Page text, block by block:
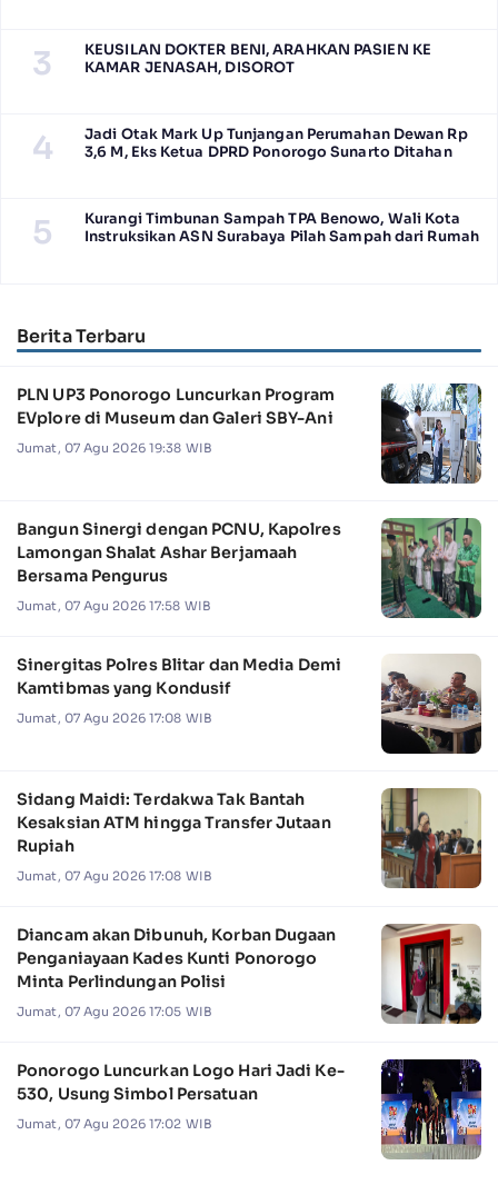
3
KEUSILAN DOKTER BENI, ARAHKAN PASIEN KE
KAMAR JENASAH, DISOROT
4
Jadi Otak Mark Up Tunjangan Perumahan Dewan Rp
3,6 M, Eks Ketua DPRD Ponorogo Sunarto Ditahan
5
Kurangi Timbunan Sampah TPA Benowo, Wali Kota
Instruksikan ASN Surabaya Pilah Sampah dari Rumah
Berita Terbaru
PLN UP3 Ponorogo Luncurkan Program
EVplore di Museum dan Galeri SBY-Ani
Jumat, 07 Agu 2026 19:38 WIB
Bangun Sinergi dengan PCNU, Kapolres
Lamongan Shalat Ashar Berjamaah
Bersama Pengurus
Jumat, 07 Agu 2026 17:58 WIB
Sinergitas Polres Blitar dan Media Demi
Kamtibmas yang Kondusif
Jumat, 07 Agu 2026 17:08 WIB
Sidang Maidi: Terdakwa Tak Bantah
Kesaksian ATM hingga Transfer Jutaan
Rupiah
Jumat, 07 Agu 2026 17:08 WIB
Diancam akan Dibunuh, Korban Dugaan
Penganiayaan Kades Kunti Ponorogo
Minta Perlindungan Polisi
Jumat, 07 Agu 2026 17:05 WIB
Ponorogo Luncurkan Logo Hari Jadi Ke-
530, Usung Simbol Persatuan
Jumat, 07 Agu 2026 17:02 WIB